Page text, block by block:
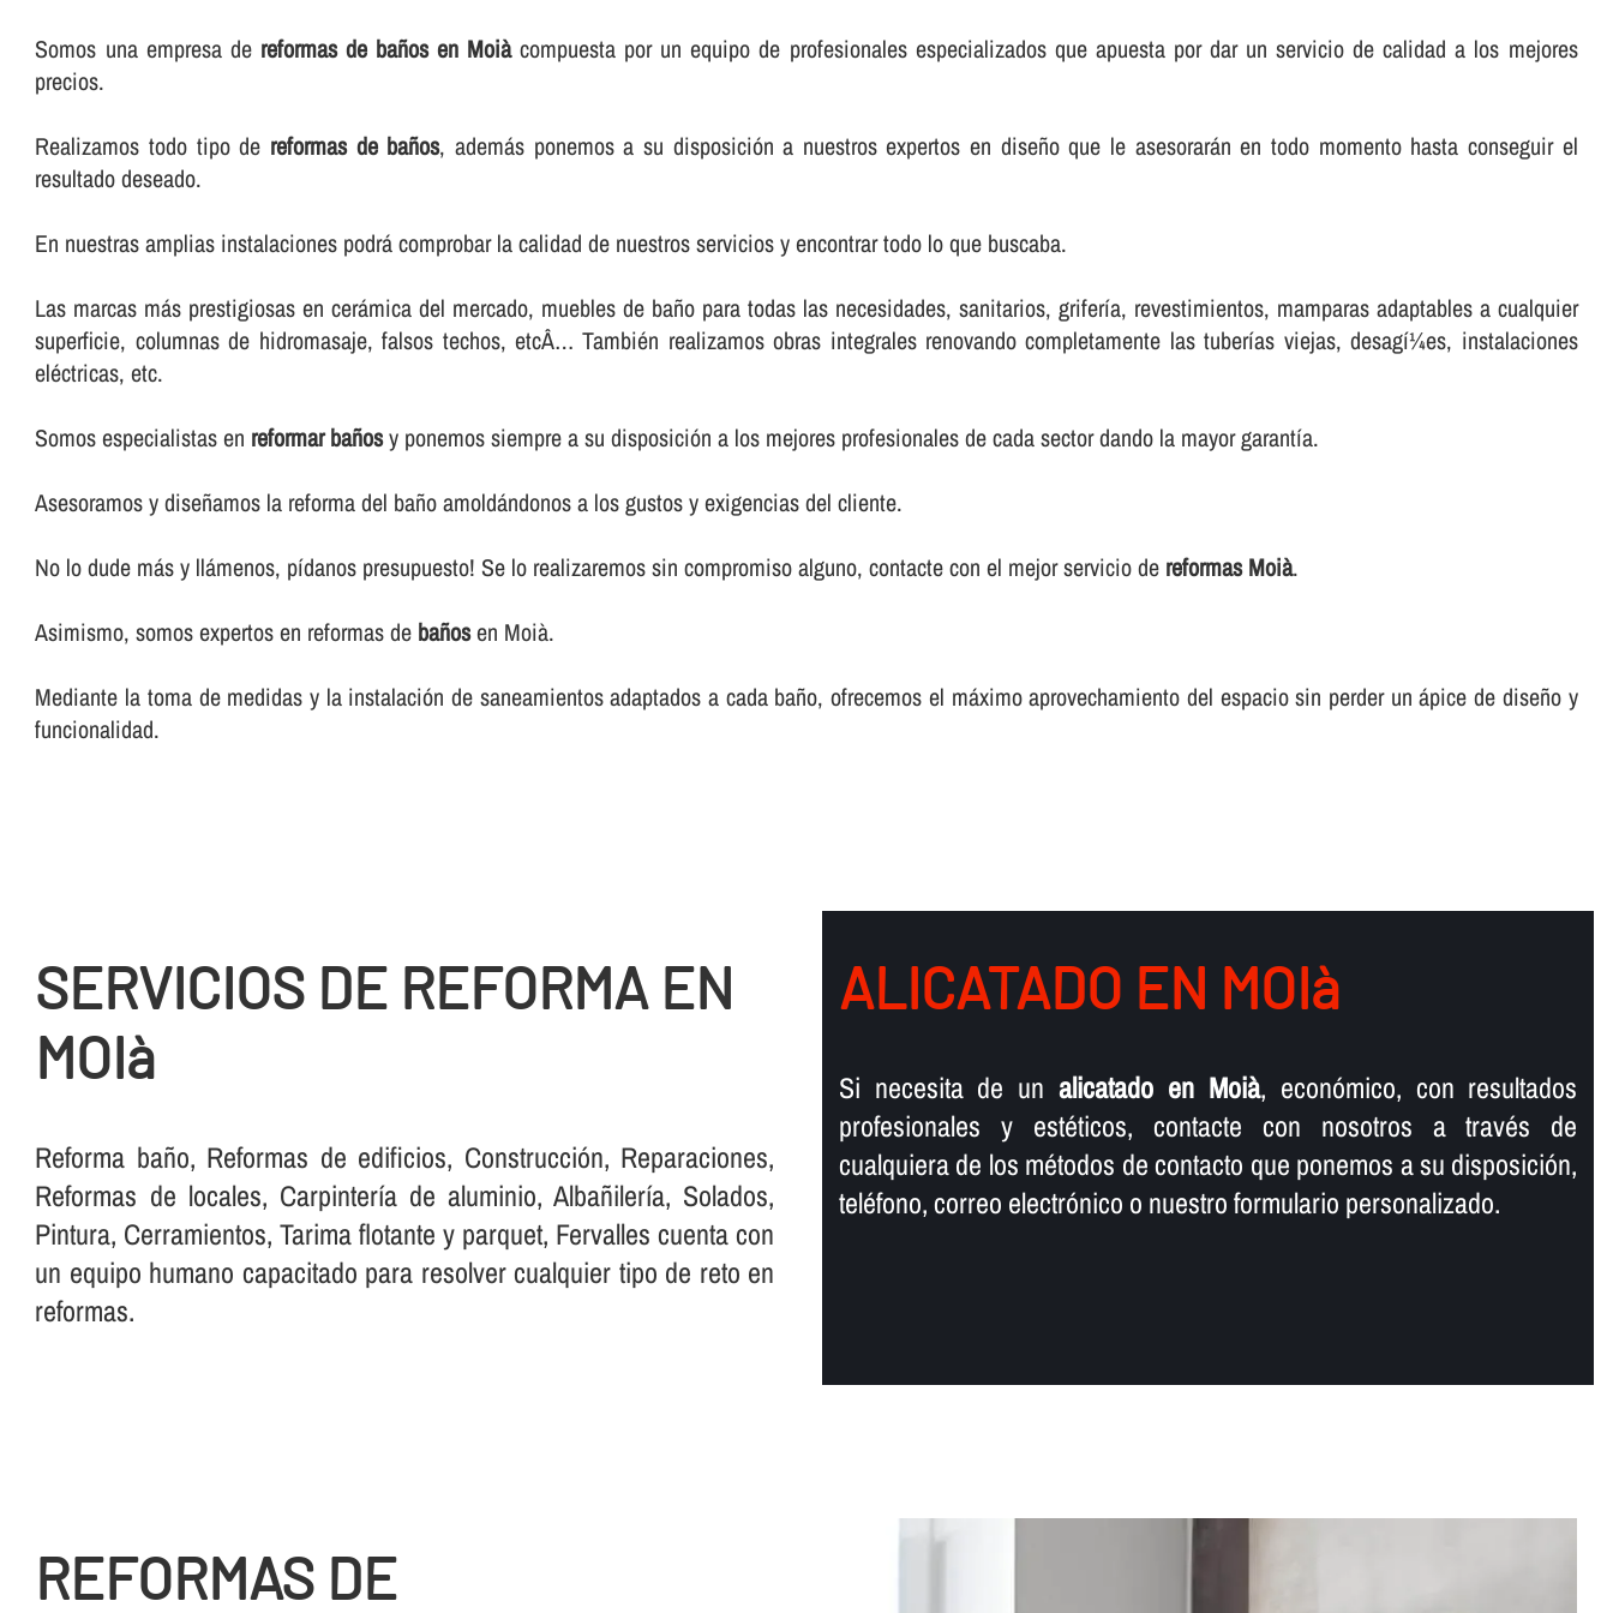
Somos una empresa de reformas de baños en Moiàcompuesta por un equipo de profesionales especializados que apuesta por dar un servicio de calidad a los mejores
precios.
Realizamos todo tipo de reformas de baños, además ponemos a su disposición a nuestros expertos en diseño que le asesorarán en todo momento hasta conseguir el
resultado deseado.
En nuestras amplias instalaciones podrá comprobar la calidad de nuestros servicios y encontrar todo lo que buscaba.
Las marcas más prestigiosas en cerámica del mercado, muebles de baño para todas las necesidades, sanitarios, griferí­a, revestimientos, mamparas adaptables a cualquier
superficie, columnas de hidromasaje, falsos techos, etcÂ… También realizamos obras integrales renovando completamente las tuberí­as viejas, desagí¼es, instalaciones
eléctricas, etc.
Somos especialistas en reformar bañosy ponemos siempre a su disposición a los mejores profesionales de cada sector dando la mayor garantí­a.
Asesoramos y diseñamos la reforma del baño amoldándonos a los gustos y exigencias del cliente.
No lo dude más y llámenos, pí­danos presupuesto! Se lo realizaremos sin compromiso alguno, contacte con el mejor servicio de reformas Moià.
Asimismo, somos expertos en reformas de bañosen Moià.
Mediante la toma de medidas y la instalación de saneamientos adaptados a cada baño, ofrecemos el máximo aprovechamiento del espacio sin perder un ápice de diseño y
funcionalidad.
SERVICIOS DE REFORMA EN
MOIà
Reforma baño, Reformas de edificios, Construcción, Reparaciones,
Reformas de locales, Carpinterí­a de aluminio, Albañilerí­a, Solados,
Pintura, Cerramientos, Tarima flotante y parquet, Fervalles cuenta con
un equipo humano capacitado para resolver cualquier tipo de reto en
reformas.
ALICATADO EN MOIà
Si necesita de unalicatado en Moià, económico, con resultados
profesionales y estéticos, contacte con nosotros a través de
cualquiera de los métodos de contacto que ponemos a su disposición,
teléfono, correo electrónico o nuestro formulario personalizado.
REFORMAS DE